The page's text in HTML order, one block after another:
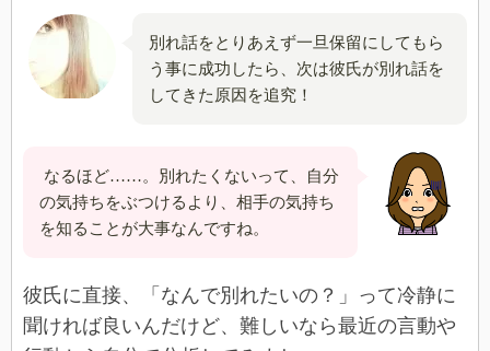
別れ話をとりあえず一旦保留にしてもら
う事に成功したら、次は彼氏が別れ話を
してきた原因を追究！
なるほど……。別れたくないって、自分
の気持ちをぶつけるより、相手の気持ち
を知ることが大事なんですね。
彼氏に直接、「なんで別れたいの？」って冷静に
聞ければ良いんだけど、難しいなら最近の言動や